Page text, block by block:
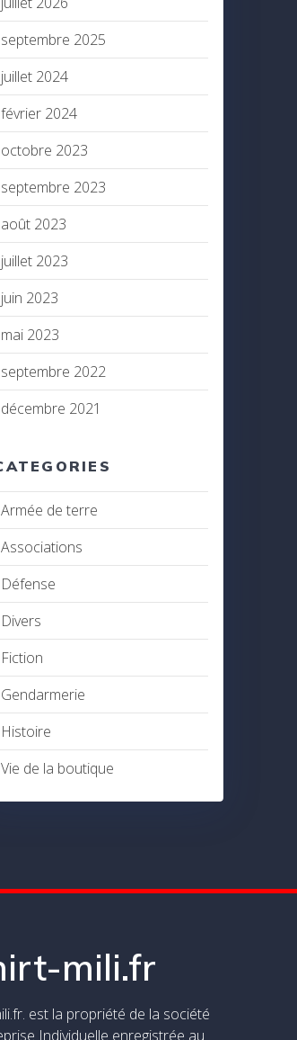
septembre 2025
juillet 2024
février 2024
octobre 2023
septembre 2023
août 2023
juillet 2023
juin 2023
mai 2023
septembre 2022
décembre 2021
Armée de terre
Associations
Défense
Divers
Fiction
Gendarmerie
Histoire
Vie de la boutique
mili.fr
est la propriété de la société
Individuelle enregistrée au